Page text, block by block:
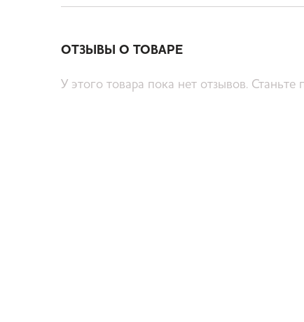
ОТЗЫВЫ О ТОВАРЕ
У этого товара пока нет отзывов. Станьте